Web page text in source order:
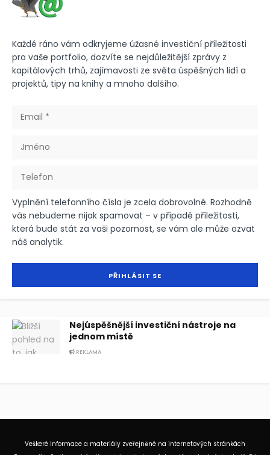
Každé ráno vám odkryjeme úžasné investiční příležitosti
pro vaše portfolio, dozvíte se nejdůležitější zprávy z
kapitálových trhů, zajímavosti ze světa úspěšných lidí a
projektů, tipy na knihy a mnoho dalšího.
Vyplnění telefonního čísla je zcela dobrovolné. Rozhodně
vás nebudeme nijak spamovat – v případě příležitosti,
která bude stát za vaši pozornost, se vám ale může ozvat
náš analytik.
Nejúspěšnější investiční nástroje na
jednom místě
REKLAMA
Veškeré informace a materiály zveřejněné na internetových stránkách